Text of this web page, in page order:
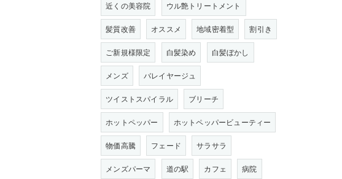
近くの美容院 ウル艶トリートメント
髪質改善 オススメ 地域密着型 割引き
ご新規様限定 白髪染め 白髪ぼかし
メンズ バレイヤージュ
ツイストスパイラル ブリーチ
ホットペッパー ホットペッパービューティー
物価高騰 フェード サラサラ
メンズパーマ 道の駅 カフェ 病院